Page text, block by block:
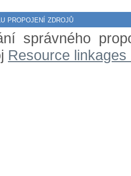
propojení zdrojů
správného
Resource